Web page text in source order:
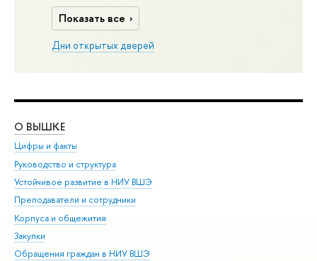
Показать все
Дни открытых дверей
О ВЫШКЕ
Цифры и факты
Руководство и структура
Устойчивое развитие в НИУ ВШЭ
Преподаватели и сотрудники
Корпуса и общежития
Закупки
Обращения граждан в НИУ ВШЭ